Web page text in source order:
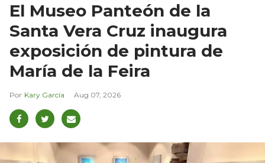
El Museo Panteón de la
Santa Vera Cruz inaugura
exposición de pintura de
María de la Feira
Kary García Aug 07, 2026